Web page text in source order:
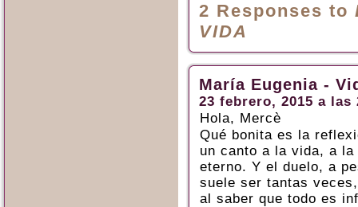
2 Responses to
VIDA
María Eugenia -
23 febrero, 2015 a las
Hola, Mercè
Qué bonita es la
un canto a la vida, a
eterno. Y el duelo, a
suele ser tantas
al saber que todo es